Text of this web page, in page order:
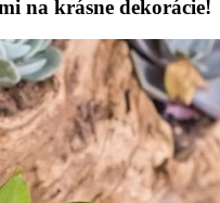
na krásne dekorácie!